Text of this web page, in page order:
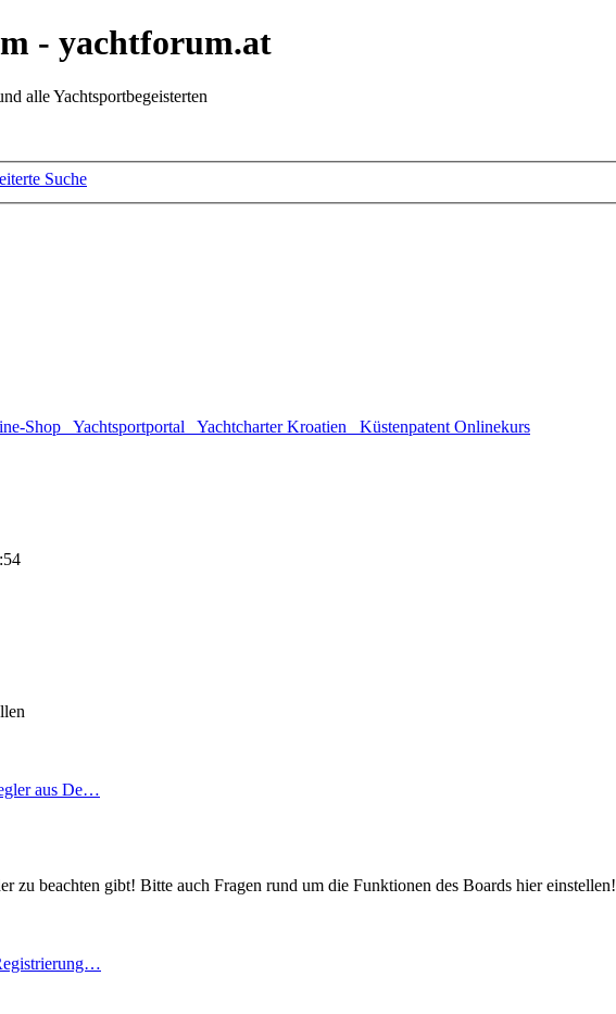
- yachtforum.at
alle Yachtsportbegeisterten
Suche
Shop Yachtsportportal Yachtcharter Kroatien
Küstenpatent Onlinekurs
aus De…
zu beachten gibt! Bitte auch Fragen rund um die Funktionen des Boards hier einstellen!